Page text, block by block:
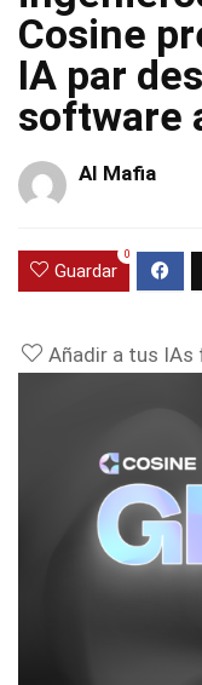
Cosine
IA par
software
AI Mafia
Guardar
0
Añadir a tus IAs